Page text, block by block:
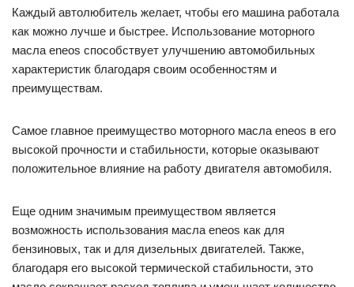
Каждый автолюбитель желает, чтобы его машина работала
как можно лучше и быстрее. Использование моторного
масла eneos способствует улучшению автомобильных
характеристик благодаря своим особенностям и
преимуществам.
Самое главное преимущество моторного масла eneos в его
высокой прочности и стабильности, которые оказывают
положительное влияние на работу двигателя автомобиля.
Еще одним значимым преимуществом является
возможность использования масла eneos как для
бензиновых, так и для дизельных двигателей. Также,
благодаря его высокой термической стабильности, это